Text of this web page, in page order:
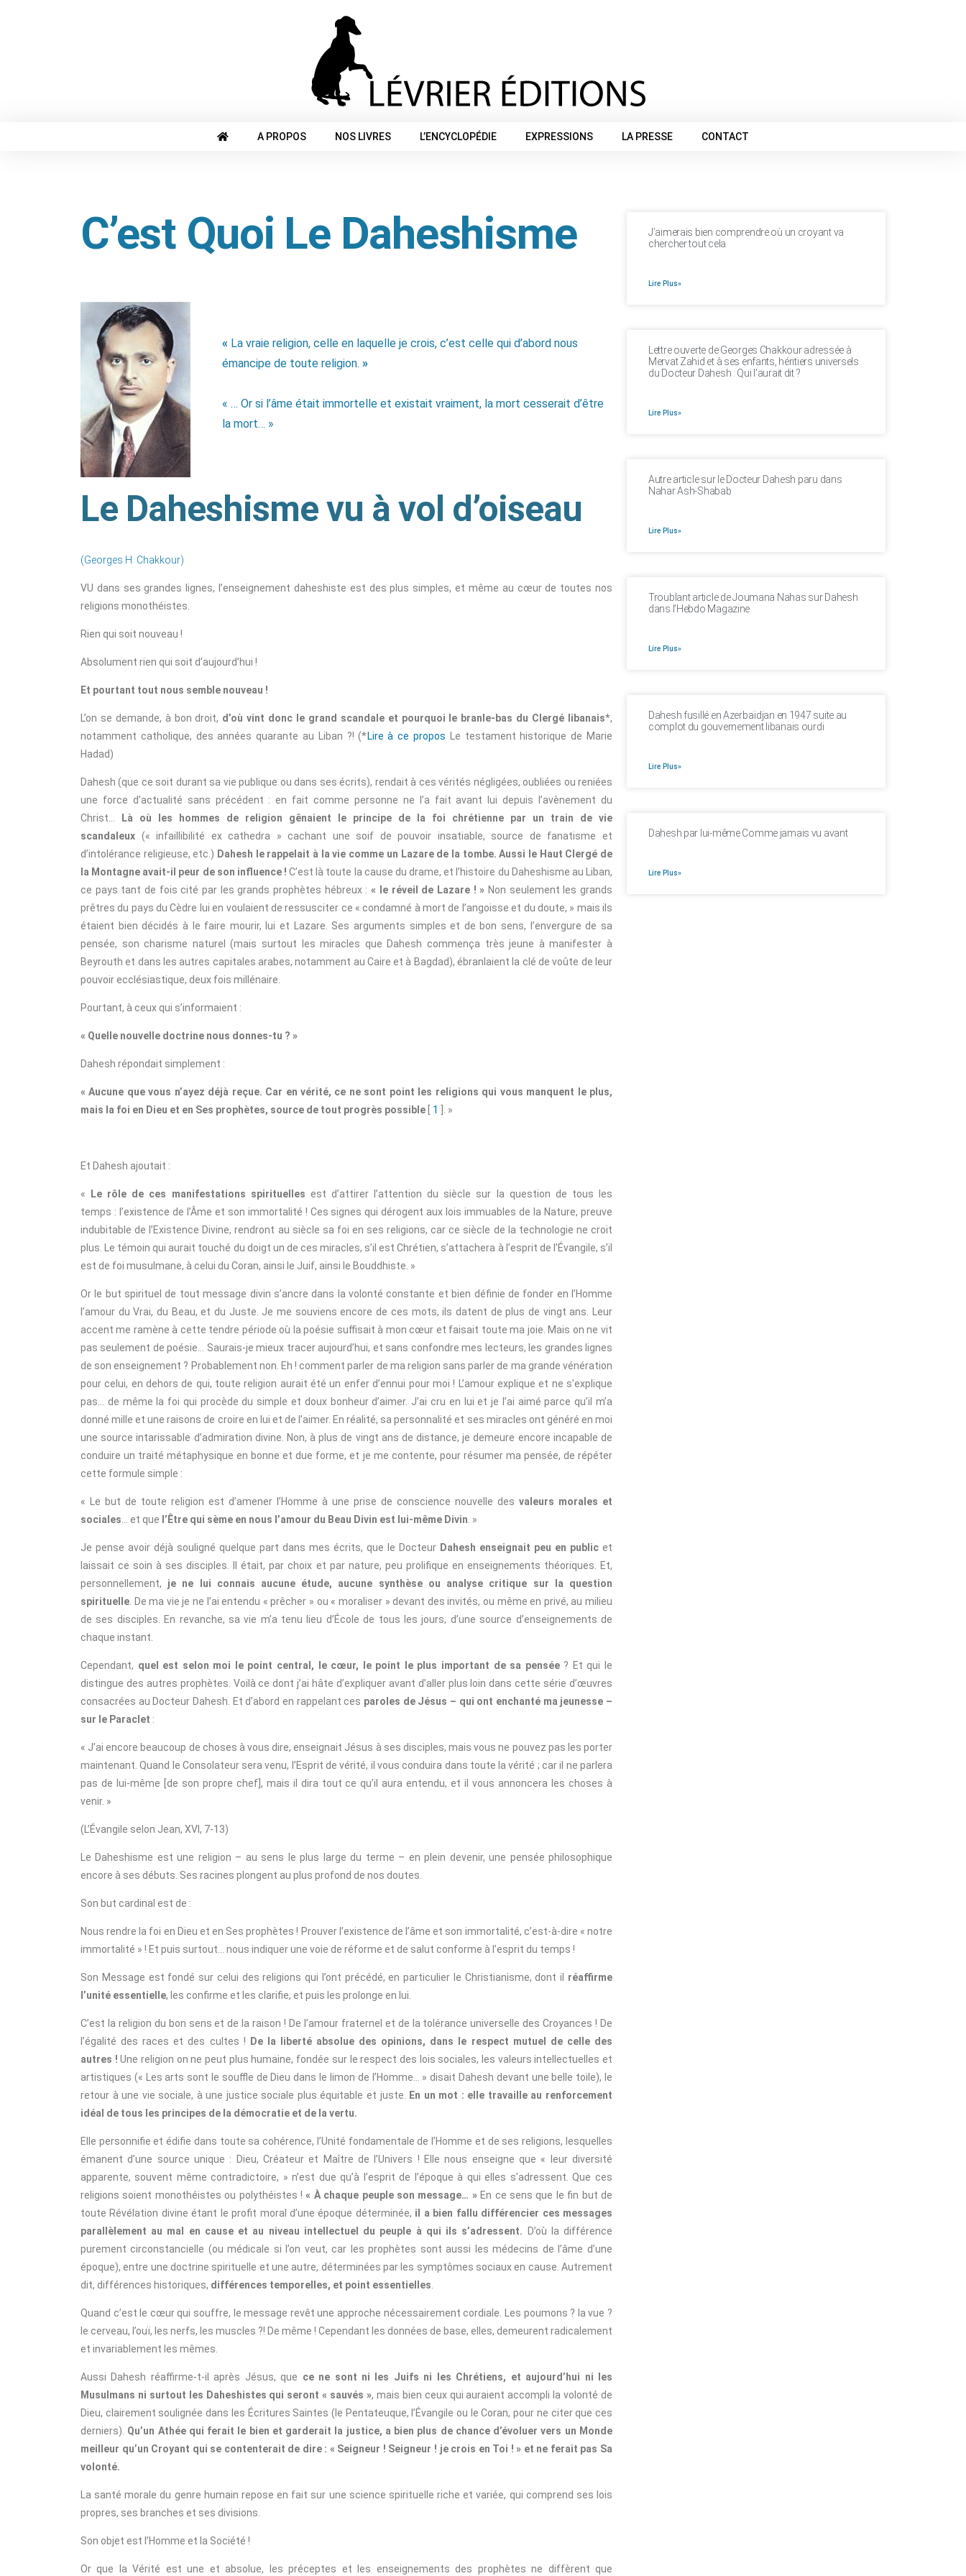
A PROPOS NOS LIVRES L’ENCYCLOPÉDIE EXPRESSIONS LA PRESSE CONTACT
C’est Quoi Le Daheshisme
« La vraie religion, celle en laquelle je crois, c’est celle qui d’abord nous
émancipe de toute religion. »
« … Or si l’âme était immortelle et existait vraiment, la mort cesserait d’être
la mort… »
Le Daheshisme vu à vol d’oiseau
(Georges H. Chakkour)
VU dans ses grandes lignes, l’enseignement daheshiste est des plus simples, et même au cœur de toutes nos
religions monothéistes.
Rien qui soit nouveau !
Absolument rien qui soit d’aujourd’hui !
Et pourtant tout nous semble nouveau !
L’on se demande, à bon droit, d’où vint donc le grand scandale et pourquoi le branle-bas du Clergé libanais*,
notamment catholique, des années quarante au Liban ?! (*Lire à ce propos Le testament historique de Marie
Hadad)
Dahesh (que ce soit durant sa vie publique ou dans ses écrits), rendait à ces vérités négligées, oubliées ou reniées
une force d’actualité sans précédent : en fait comme personne ne l’a fait avant lui depuis l’avènement du
Christ…
Là où les hommes de religion gênaient le principe de la foi chrétienne par un train de vie
scandaleux (« infaillibilité ex cathedra » cachant une soif de pouvoir insatiable, source de fanatisme et
d’intolérance religieuse, etc.) Dahesh le rappelait à la vie comme un Lazare de la tombe. Aussi le Haut Clergé de
la Montagne avait-il peur de son influence ! C’est là toute la cause du drame, et l’histoire du Daheshisme au Liban,
ce pays tant de fois cité par les grands prophètes hébreux :« le réveil de Lazare ! » Non seulement les grands
prêtres du pays du Cèdre lui en voulaient de ressusciter ce « condamné à mort de l’angoisse et du doute, » mais ils
étaient bien décidés à le faire mourir, lui et Lazare. Ses arguments simples et de bon sens, l’envergure de sa
pensée, son charisme naturel (mais surtout les miracles que Dahesh commença très jeune à manifester à
Beyrouth et dans les autres capitales arabes, notamment au Caire et à Bagdad), ébranlaient la clé de voûte de leur
pouvoir ecclésiastique, deux fois millénaire.
Pourtant, à ceux qui s’informaient :
« Quelle nouvelle doctrine nous donnes-tu ? »
Dahesh répondait simplement :
« Aucune que vous n’ayez déjà reçue. Car en vérité, ce ne sont point les religions qui vous manquent le plus,
mais la foi en Dieu et en Ses prophètes, source de tout progrès possible
1 ]. »
Et Dahesh ajoutait :
« Le rôle de ces manifestations spirituelles est d’attirer l’attention du siècle sur la question de tous les
temps : l’existence de l’Âme et son immortalité ! Ces signes qui dérogent aux lois immuables de la Nature, preuve
indubitable de l’Existence Divine, rendront au siècle sa foi en ses religions, car ce siècle de la technologie ne croit
plus. Le témoin qui aurait touché du doigt un de ces miracles, s’il est Chrétien, s’attachera à l’esprit de l’Évangile, s’il
est de foi musulmane, à celui du Coran, ainsi le Juif, ainsi le Bouddhiste. »
Or le but spirituel de tout message divin s’ancre dans la volonté constante et bien définie de fonder en l’Homme
l’amour du Vrai, du Beau, et du Juste. Je me souviens encore de ces mots, ils datent de plus de vingt ans. Leur
accent me ramène à cette tendre période où la poésie suffisait à mon cœur et faisait toute ma joie. Mais on ne vit
pas seulement de poésie… Saurais-je mieux tracer aujourd’hui, et sans confondre mes lecteurs, les grandes lignes
de son enseignement ? Probablement non. Eh ! comment parler de ma religion sans parler de ma grande vénération
pour celui, en dehors de qui, toute religion aurait été un enfer d’ennui pour moi ! L’amour explique et ne s’explique
pas… de même la foi qui procède du simple et doux bonheur d’aimer. J’ai cru en lui et je l’ai aimé parce qu’il m’a
donné mille et une raisons de croire en lui et de l’aimer. En réalité, sa personnalité et ses miracles ont généré en moi
une source intarissable d’admiration divine. Non, à plus de vingt ans de distance, je demeure encore incapable de
conduire un traité métaphysique en bonne et due forme, et je me contente, pour résumer ma pensée, de répéter
cette formule simple :
« Le but de toute religion est d’amener l’Homme à une prise de conscience nouvelle des valeurs morales et
sociales … et que l’Être qui sème en nous l’amour du Beau Divin est lui-même Divin . »
Je pense avoir déjà souligné quelque part dans mes écrits, que le Docteur Dahesh enseignait peu en public et
laissait ce soin à ses disciples. Il était, par choix et par nature, peu prolifique en enseignements théoriques. Et,
personnellement, je ne lui connais aucune étude, aucune synthèse ou analyse critique sur la question
spirituelle . De ma vie je ne l’ai entendu « prêcher » ou « moraliser » devant des invités, ou même en privé, au milieu
de ses disciples. En revanche, sa vie m’a tenu lieu d’École de tous les jours, d’une source d’enseignements de
chaque instant.
Cependant, quel est selon moi le point central, le cœur, le point le plus important de sa pensée? Et qui le
distingue des autres prophètes. Voilà ce dont j’ai hâte d’expliquer avant d’aller plus loin dans cette série d’œuvres
consacrées au Docteur Dahesh. Et d’abord en rappelant ces paroles de Jésus – qui ont enchanté ma jeunesse –
sur le Paraclet :
« J’ai encore beaucoup de choses à vous dire, enseignait Jésus à ses disciples, mais vous ne pouvez pas les porter
maintenant. Quand le Consolateur sera venu, l’Esprit de vérité, il vous conduira dans toute la vérité ; car il ne parlera
pas de lui-même [de son propre chef], mais il dira tout ce qu’il aura entendu, et il vous annoncera les choses à
venir. »
(L’Évangile selon Jean, XVI, 7-13)
Le Daheshisme est une religion – au sens le plus large du terme – en plein devenir, une pensée philosophique
encore à ses débuts. Ses racines plongent au plus profond de nos doutes.
Son but cardinal est de :
Nous rendre la foi en Dieu et en Ses prophètes ! Prouver l’existence de l’âme et son immortalité, c’est-à-dire « notre
immortalité » ! Et puis surtout… nous indiquer une voie de réforme et de salut conforme à l’esprit du temps !
Son Message est fondé sur celui des religions qui l’ont précédé, en particulier le Christianisme, dont il réaffirme
l’unité essentielle, les confirme et les clarifie, et puis les prolonge en lui.
C’est la religion du bon sens et de la raison ! De l’amour fraternel et de la tolérance universelle des Croyances ! De
l’égalité des races et des cultes !
De la liberté absolue des opinions, dans le respect mutuel de celle des
autres !Une religion on ne peut plus humaine, fondée sur le respect des lois sociales, les valeurs intellectuelles et
artistiques (« Les arts sont le souffle de Dieu dans le limon de l’Homme… » disait Dahesh devant une belle toile), le
retour à une vie sociale, à une justice sociale plus équitable et juste.
En un mot : elle travaille au renforcement
idéal de tous les principes de la démocratie et de la vertu.
Elle personnifie et édifie dans toute sa cohérence, l’Unité fondamentale de l’Homme et de ses religions, lesquelles
émanent d’une source unique : Dieu, Créateur et Maître de l’Univers ! Elle nous enseigne que « leur diversité
apparente, souvent même contradictoire, » n’est due qu’à l’esprit de l’époque à qui elles s’adressent. Que ces
religions soient monothéistes ou polythéistes !« À chaque peuple son message… »En ce sens que le fin but de
toute Révélation divine étant le profit moral d’une époque déterminée, il a bien fallu différencier ces messages
parallèlement au mal en cause et au niveau intellectuel du peuple à qui ils s’adressent. D’où la différence
purement circonstancielle (ou médicale si l’on veut, car les prophètes sont aussi les médecins de l’âme d’une
époque), entre une doctrine spirituelle et une autre, déterminées par les symptômes sociaux en cause. Autrement
dit, différences historiques, différences temporelles, et point essentielles
Quand c’est le cœur qui souffre, le message revêt une approche nécessairement cordiale. Les poumons ? la vue ?
le cerveau, l’ouï, les nerfs, les muscles ?! De même ! Cependant les données de base, elles, demeurent radicalement
et invariablement les mêmes.
Aussi Dahesh réaffirme-t-il après Jésus, que ce ne sont ni les Juifs ni les Chrétiens, et aujourd’hui ni les
Musulmans ni surtout les Daheshistes qui seront « sauvés », mais bien ceux qui auraient accompli la volonté de
Dieu, clairement soulignée dans les Écritures Saintes (le Pentateuque, l’Évangile ou le Coran, pour ne citer que ces
derniers). Qu’un Athée qui ferait le bien et garderait la justice, a bien plus de chance d’évoluer vers un Monde
meilleur qu’un Croyant qui se contenterait de dire : « Seigneur ! Seigneur ! je crois en Toi ! » et ne ferait pas Sa
volonté.
La santé morale du genre humain repose en fait sur une science spirituelle riche et variée, qui comprend ses lois
propres, ses branches et ses divisions.
Son objet est l’Homme et la Société !
Or que la Vérité est une et absolue, les préceptes et les enseignements des prophètes ne diffèrent que
J’aimerais bien comprendre où un croyant va
chercher tout cela
Lire Plus»
Lettre ouverte de Georges Chakkour adressée à
Mervat Zahid et à ses enfants, héritiers universels
du Docteur Dahesh : Qui l’aurait dit ?
Lire Plus»
Autre article sur le Docteur Dahesh paru dans
Nahar Ash-Shabab
Lire Plus»
Troublant article de Joumana Nahas sur Dahesh
dans l’Hebdo Magazine
Lire Plus»
Dahesh fusillé en Azerbaïdjan en 1947 suite au
complot du gouvernement libanais ourdi
Lire Plus»
Dahesh par lui-même Comme jamais vu avant
Lire Plus»